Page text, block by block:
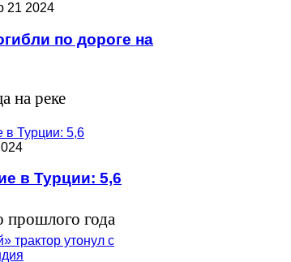
21 2024
по дороге на
на реке
в Турции: 5,6
прошлого года